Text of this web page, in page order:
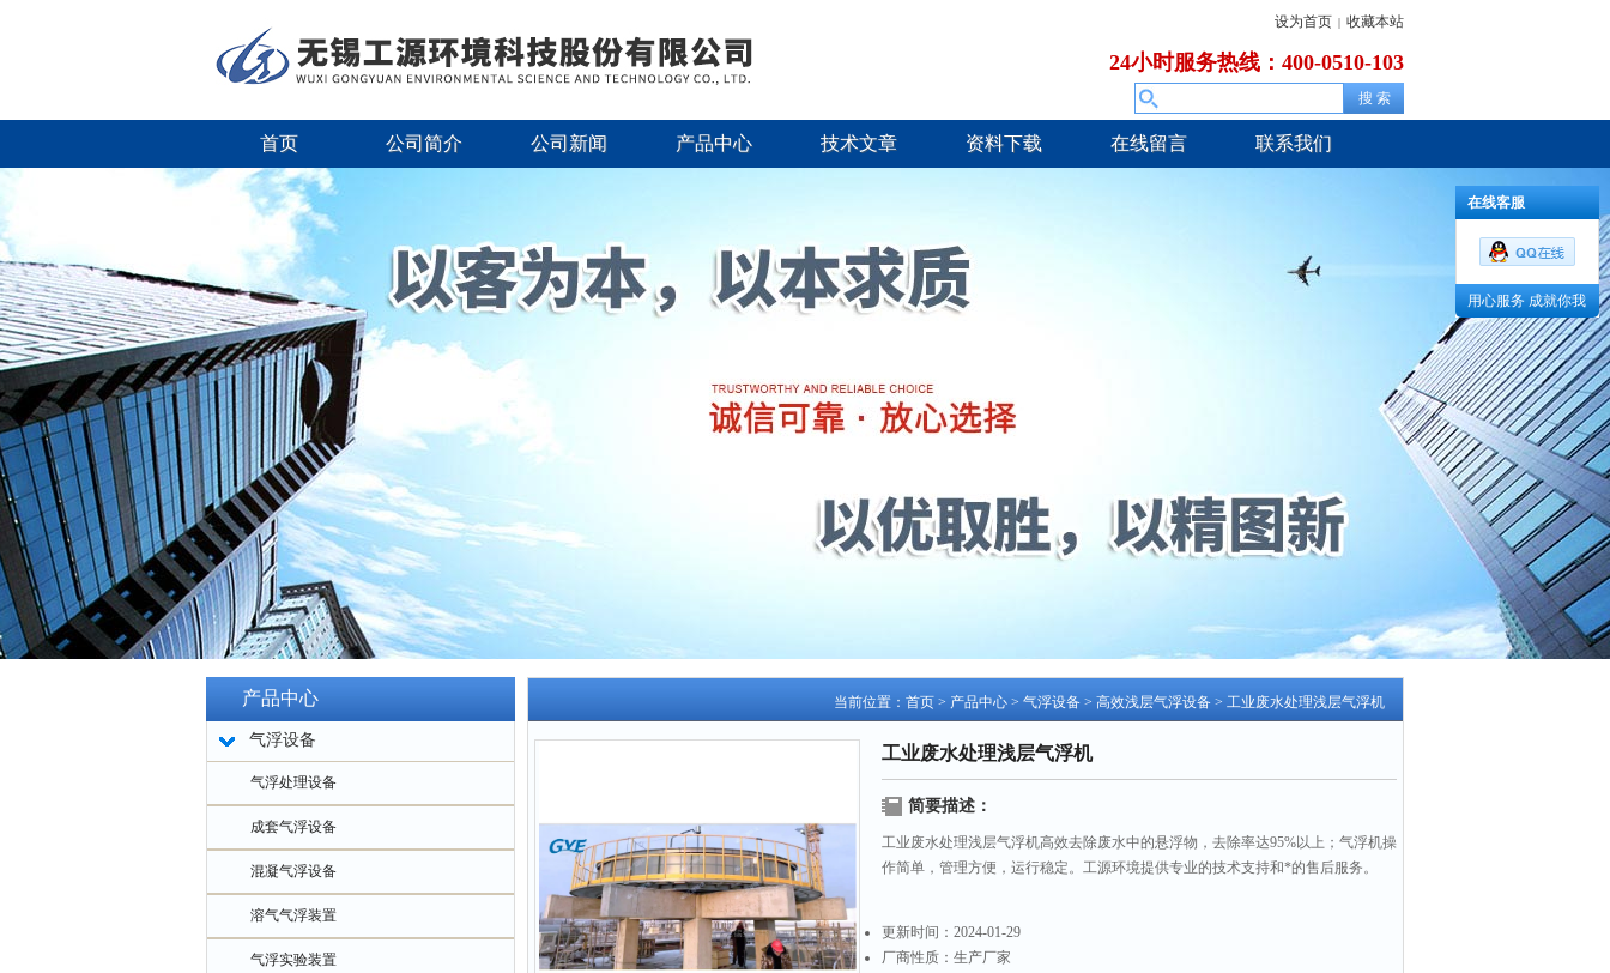
设为首页 | 收藏本站
24小时服务热线：400-0510-103
首页 公司简介 公司新闻 产品中心 技术文章 资料下载 在线留言 联系我们
产品中心
气浮设备
气浮处理设备
成套气浮设备
混凝气浮设备
溶气气浮装置
气浮实验装置
当前位置： 首页 > 产品中心 > 气浮设备 > 高效浅层气浮设备 > 工业废水处理浅层气浮机
工业废水处理浅层气浮机
简要描述：
工业废水处理浅层气浮机高效去除废水中的悬浮物，去除率达95%以上；气浮机操
作简单，管理方便，运行稳定。工源环境提供专业的技术支持和*的售后服务。
更新时间： 2024-01-29
厂商性质： 生产厂家
在线客服
用心服务 成就你我